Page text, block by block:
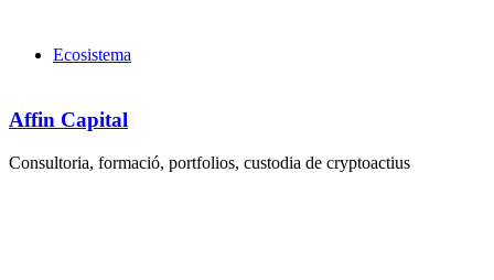
Ecosistema
Affin Capital
Consultoria, formació, portfolios, custodia de cryptoactius